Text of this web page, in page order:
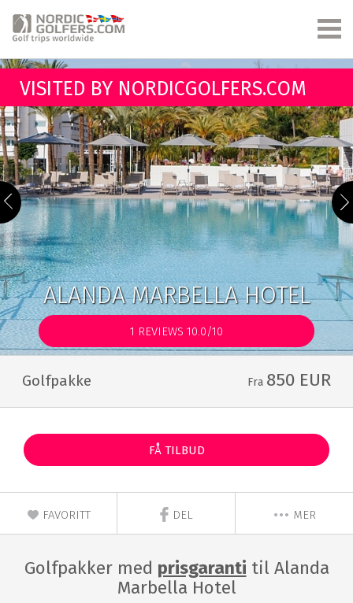
VISITED BY NORDICGOLFERS.COM
ALANDA MARBELLA HOTEL
1 REVIEWS 10.0/10
Golfpakke Fra 850 EUR
FÅ TILBUD
FAVORITT DEL MER
Golfpakker med prisgaranti til Alanda
Marbella Hotel